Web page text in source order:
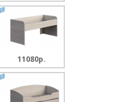
11080p.